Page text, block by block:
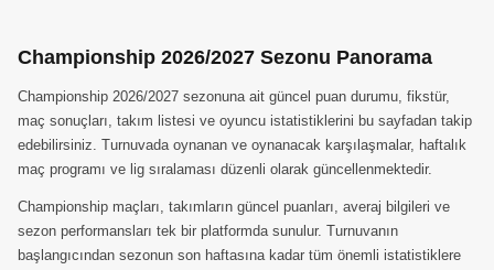
Championship 2026/2027 Sezonu Panorama
Championship 2026/2027 sezonuna ait güncel puan durumu, fikstür,
maç sonuçları, takım listesi ve oyuncu istatistiklerini bu sayfadan takip
edebilirsiniz. Turnuvada oynanan ve oynanacak karşılaşmalar, haftalık
maç programı ve lig sıralaması düzenli olarak güncellenmektedir.
Championship maçları, takımların güncel puanları, averaj bilgileri ve
sezon performansları tek bir platformda sunulur. Turnuvanın
başlangıcından sezonun son haftasına kadar tüm önemli istatistiklere